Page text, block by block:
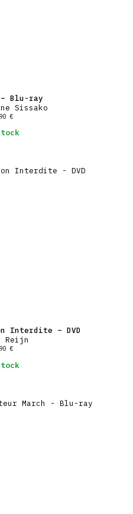
– Blu-ray
Sissako
€
Interdite – DVD
Reijn
€